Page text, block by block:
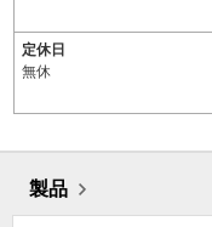
定休日
無休
製品